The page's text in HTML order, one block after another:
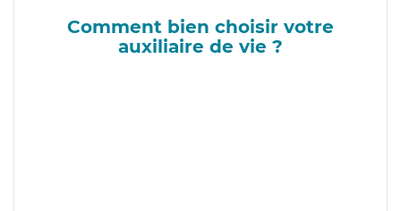
Comment bien choisir votre
auxiliaire de vie ?